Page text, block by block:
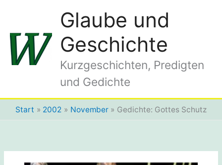
springen
Glaube und
Geschichte
Kurzgeschichten, Predigten
und Gedichte
Start 2002 November Gedichte: Gottes Schutz